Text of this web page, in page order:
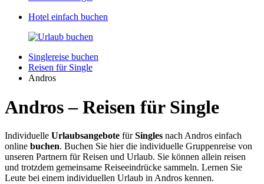
Hotel einfach buchen
Singlereise buchen
Reisen für Single
Andros
Andros – Reisen für Single
Individuelle Urlaubsangebote fürSingles nach Andros einfach
online buchen. Buchen Sie hier die individuelle Gruppenreise von
unseren Partnern für Reisen und Urlaub. Sie können allein reisen
und trotzdem gemeinsame Reiseeindrücke sammeln. Lernen Sie
Leute bei einem individuellen Urlaub in Andros kennen.